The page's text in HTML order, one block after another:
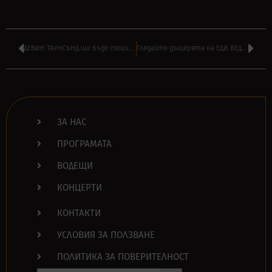
ДЕВИН ТАУНСЪНД ще бъде специален гост на DREAM THEATER в София Гледайте дъщерята на ЕДИ ВЕДЪР – ОЛИВИЯ пее на живо ‘My Father’s Daughter’
ЗА НАС
ПРОГРАМАТА
ВОДЕЩИ
КОНЦЕРТИ
КОНТАКТИ
УСЛОВИЯ ЗА ПОЛЗВАНЕ
ПОЛИТИКА ЗА ПОВЕРИТЕЛНОСТ
Search Button